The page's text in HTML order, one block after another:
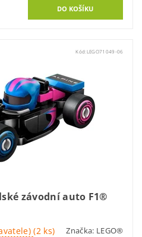
Kód: LEGO71049-06
závodní auto F1®
(2 ks) Značka: LEGO®